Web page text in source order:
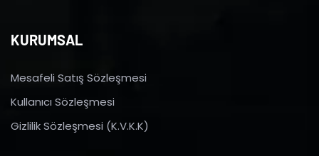
KURUMSAL
Mesafeli Satış Sözleşmesi
Kullanıcı Sözleşmesi
Gizlilik Sözleşmesi (K.V.K.K)